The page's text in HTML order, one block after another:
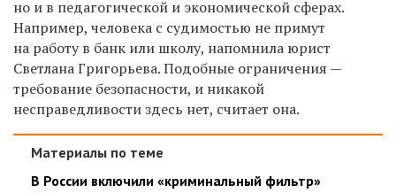
но и в педагогической и экономической сферах.
Например, человека с судимостью не примут
на работу в банк или школу, напомнила юрист
Светлана Григорьева. Подобные ограничения —
требование безопасности, и никакой
несправедливости здесь нет, считает она.
Материалы по теме
В России включили «криминальный фильтр»